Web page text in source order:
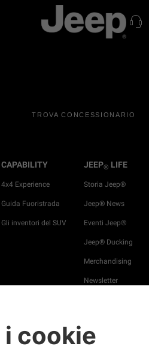
TROVA CONCESSIONARIO
CAPABILITY
4x4 Experience
Guida Fuoristrada
Gli inventori del SUV
JEEP® LIFE
Storia Jeep®
Jeep® News
Eventi Jeep®
Jeep® Ducking
Merchandising
Newsletter